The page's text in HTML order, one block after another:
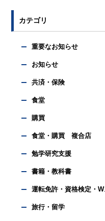
カテゴリ
重要なお知らせ
お知らせ
共済・保険
食堂
購買
食堂・購買 複合店
勉学研究支援
書籍・教科書
運転免許・資格検定・
旅行・留学